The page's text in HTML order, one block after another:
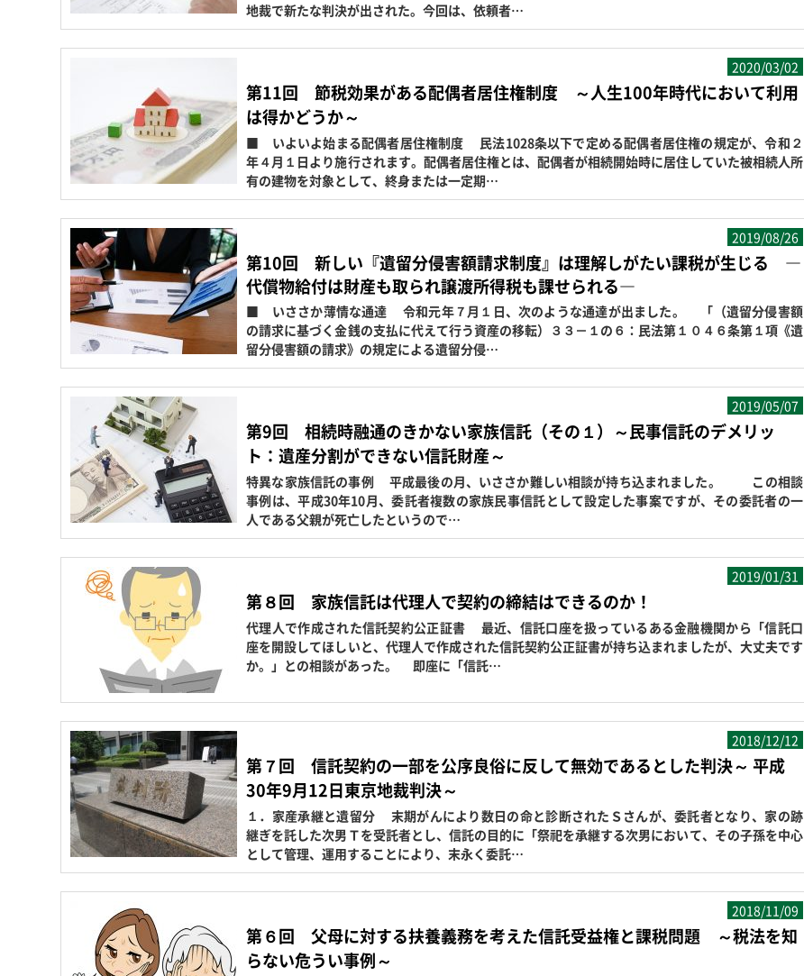
地裁で新たな判決が出された。今回は、依頼者…
2020/03/02
第11回 節税効果がある配偶者居住権制度 ～人生100年時代において利用
は得かどうか～
■ いよいよ始まる配偶者居住権制度 民法1028条以下で定める配偶者居住権の規定が、令和２
年４月１日より施行されます。配偶者居住権とは、配偶者が相続開始時に居住していた被相続人所
有の建物を対象として、終身または一定期…
2019/08/26
第10回 新しい『遺留分侵害額請求制度』は理解しがたい課税が生じる ―
代償物給付は財産も取られ譲渡所得税も課せられる―
■ いささか薄情な通達 令和元年７月１日、次のような通達が出ました。 「（遺留分侵害額
の請求に基づく金銭の支払に代えて行う資産の移転）３３－１の６：民法第１０４６条第１項《遺
留分侵害額の請求》の規定による遺留分侵…
2019/05/07
第9回 相続時融通のきかない家族信託（その１）～民事信託のデメリッ
ト：遺産分割ができない信託財産～
特異な家族信託の事例 平成最後の月、いささか難しい相談が持ち込まれました。 この相談
事例は、平成30年10月、委託者複数の家族民事信託として設定した事案ですが、その委託者の一
人である父親が死亡したというので…
2019/01/31
第８回 家族信託は代理人で契約の締結はできるのか！
代理人で作成された信託契約公正証書 最近、信託口座を扱っているある金融機関から「信託口
座を開設してほしいと、代理人で作成された信託契約公正証書が持ち込まれましたが、大丈夫です
か。」との相談があった。 即座に「信託…
2018/12/12
第７回 信託契約の一部を公序良俗に反して無効であるとした判決～ 平成
30年9月12日東京地裁判決～
１．家産承継と遺留分 末期がんにより数日の命と診断されたＳさんが、委託者となり、家の跡
継ぎを託した次男Ｔを受託者とし、信託の目的に「祭祀を承継する次男において、その子孫を中心
として管理、運用することにより、末永く委託…
2018/11/09
第６回 父母に対する扶養義務を考えた信託受益権と課税問題 ～税法を知
らない危うい事例～